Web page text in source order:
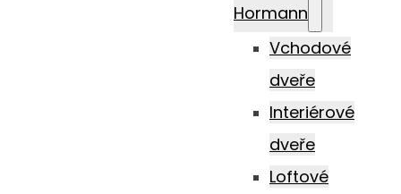
Hormann
Vchodové
dveře
Interiérové
dveře
Loftové